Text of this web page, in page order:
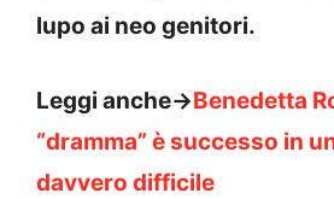
lupo ai neo genitori.
Leggi anche->Benedetta
“dramma” è successo in
davvero difficile